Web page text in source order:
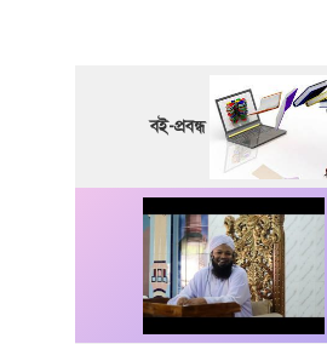
বই-প্রবন্ধ